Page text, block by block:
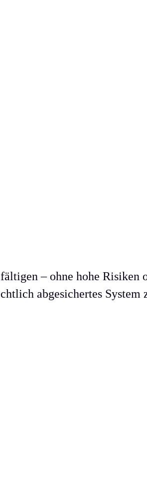
– ohne hohe Risiken
abgesichertes